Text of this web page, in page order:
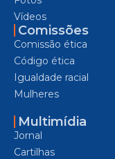
Vídeos
Comissões
Comissão ética
Código ética
Igualdade racial
Mulheres
Multimídia
Jornal
Cartilhas